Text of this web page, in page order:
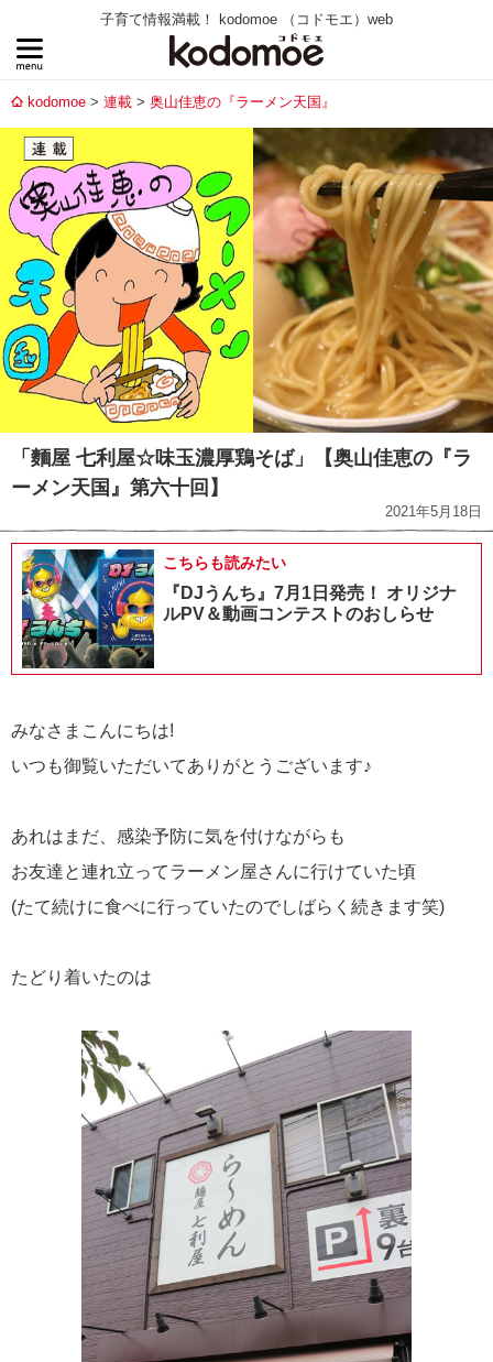
子育て情報満載！ kodomoe （コドモエ）web
kodomoe 連載 奥山佳恵の『ラーメン天国』
「麵屋 七利屋☆味玉濃厚鶏そば」【奥山佳恵の『ラ
ーメン天国』第六十回】
2021年5月18日
こちらも読みたい
『DJうんち』7月1日発売！ オリジナ
ルPV＆動画コンテストのおしらせ
みなさまこんにちは!
いつも御覧いただいてありがとうございます♪
あれはまだ、感染予防に気を付けながらも
お友達と連れ立ってラーメン屋さんに行けていた頃
(たて続けに食べに行っていたのでしばらく続きます笑)
たどり着いたのは